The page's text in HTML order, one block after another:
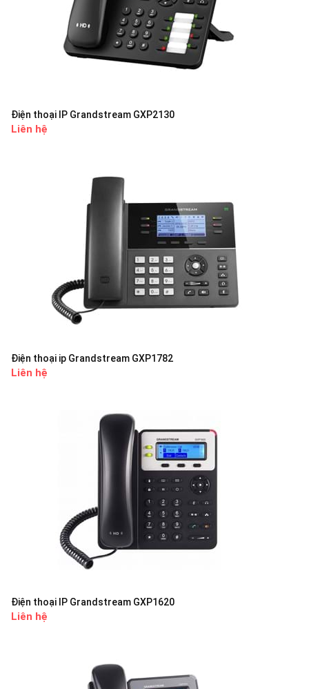
Điện thoại IP Grandstream GXP2130
Liên hệ
Điện thoại ip Grandstream GXP1782
Liên hệ
Điện thoại IP Grandstream GXP1620
Liên hệ